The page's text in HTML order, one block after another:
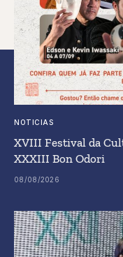
NOTICIAS
XVIII Festival da
XXXIII Bon Odori
08/08/2026